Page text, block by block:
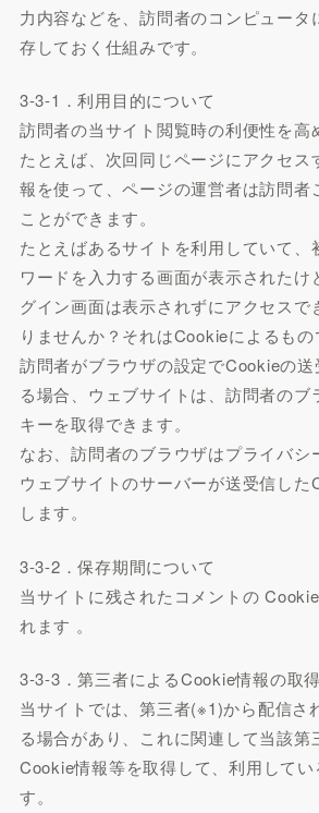
力内容などを、訪問者のコンピュータ
存しておく仕組みです。
3-3-1．利用目的について
訪問者の当サイト閲覧時の利便性を高
たとえば、次回同じページにアクセス
報を使って、ページの運営者は訪問者
ことができます。
たとえばあるサイトを利用していて、
ワードを入力する画面が表示されたけ
グイン画面は表示されずにアクセスで
りませんか？それはCookieによるもの
訪問者がブラウザの設定でCookieの
る場合、ウェブサイトは、訪問者の
キーを取得できます。
なお、訪問者のブラウザはプライバシ
ウェブサイトのサーバーが送受信した
します。
3-3-2．保存期間について
当サイトに残されたコメントの
れます 。
3-3-3．第三者によるCookie情報の取
当サイトでは、第三者(※1)から配信さ
る場合があり、これに関連して当該第
Cookie情報等を取得して、利用してい
す。